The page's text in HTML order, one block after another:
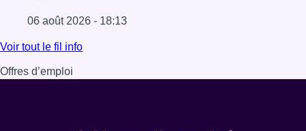
06 août 2026 - 18:13
Lire l'article La vague de chaleur est officiellement
Voir tout le fil info
Offres d’emploi